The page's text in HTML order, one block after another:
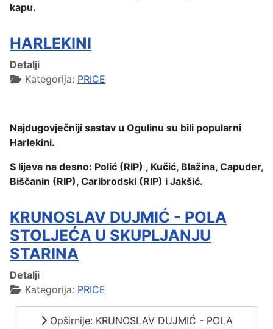
kapu.
HARLEKINI
Detalji
Kategorija: PRICE
Najdugovječniji sastav u Ogulinu su bili popularni
Harlekini.
S lijeva na desno: Polić (RIP) , Kučić, Blažina, Capuder,
Biščanin (RIP), Caribrodski (RIP) i Jakšić.
KRUNOSLAV DUJMIĆ - POLA
STOLJEĆA U SKUPLJANJU
STARINA
Detalji
Kategorija: PRICE
Opširnije: KRUNOSLAV DUJMIĆ - POLA